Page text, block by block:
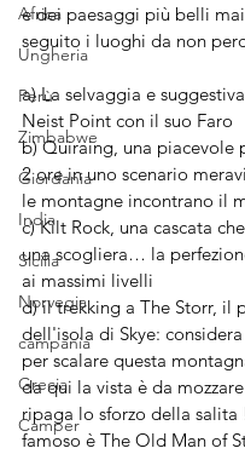
Africa
Ungheria
Perù
Zimbabwe
Giordania
India
Sicilia
Norvegia
campania
Grecia
Camper
e dei paesaggi più belli
seguito i luoghi da non
a) La selvaggia e
Neist Point con il suo Faro
b) Quiraing, una piacevole
2 ore in uno scenario
le montagne incontrano il
c) Kilt Rock, una cascata
una scogliera… la
ai massimi livelli
d) il trekking a The Storr, il
dell'isola di Skye:
per scalare questa
da qui la vista è da
ripaga lo sforzo della
famoso è The Old Man of